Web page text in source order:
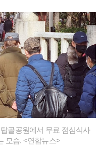
골공원에서 무료 점심식사
모습. <연합뉴스>